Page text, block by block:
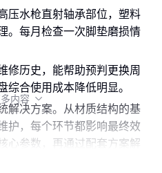
压水枪直射轴承部位，塑料
。每月检查一次脚垫磨损情
修历史，能帮助预判更换周
综合使用成本降低明显。
解决方案。从材质结构的基
护，每个环节都影响最终效
心参数，再通过配套方案解
内容 